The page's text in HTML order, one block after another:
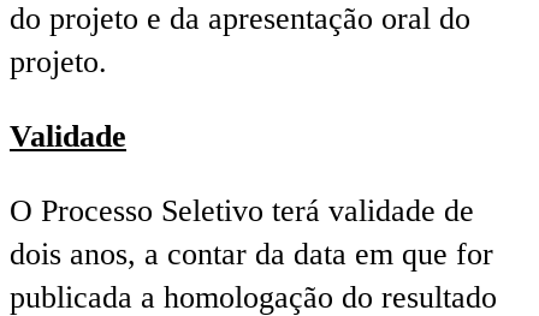
do projeto e da apresentação oral do
projeto.
Validade
O Processo Seletivo terá validade de
dois anos, a contar da data em que for
publicada a homologação do resultado